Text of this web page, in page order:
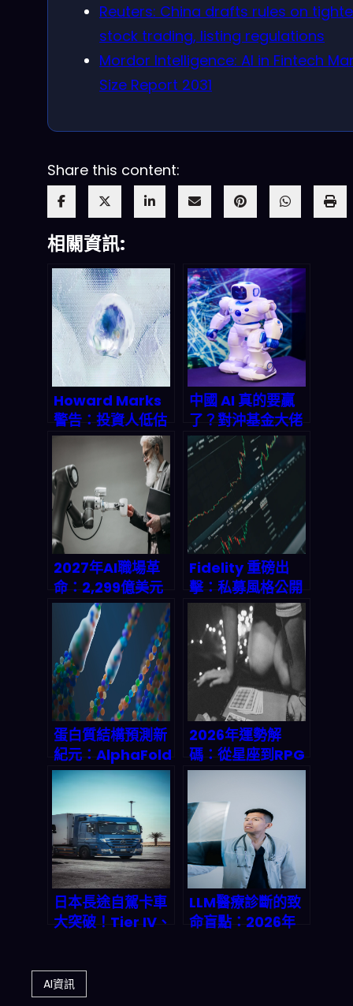
Reuters: China drafts rules on
stock trading, listing regulations
Mordor Intelligence: AI in Fintech
Size Report 2031
Share this content:
相關資訊:
Howard Marks
警告：投資人低估
AI威力，不跟進就
等著被洗出場
中國 AI 真的要贏
了？對沖基金大佬
曝祕密：成本不到
美國 1/10，2026
年將收割 2.5 兆美
元市場！
2027年AI職場革
命：2,299億美元
背後的真相，你的
工作還剩多少價
值？
Fidelity 重磅出
擊：私募風格公開
投資模型如何顛覆
2026 年市場遊戲
規則？
蛋白質結構預測新
紀元：AlphaFold
3 如何顛覆藥物研
發規則
2026年運勢解
碼：從星座到RPG
技能——你的「人
嗎？
日本長途自駕卡車
大突破！Tier IV、
公里無司機運輸
LLM醫療診斷的致
命盲點：2026年
AI資訊